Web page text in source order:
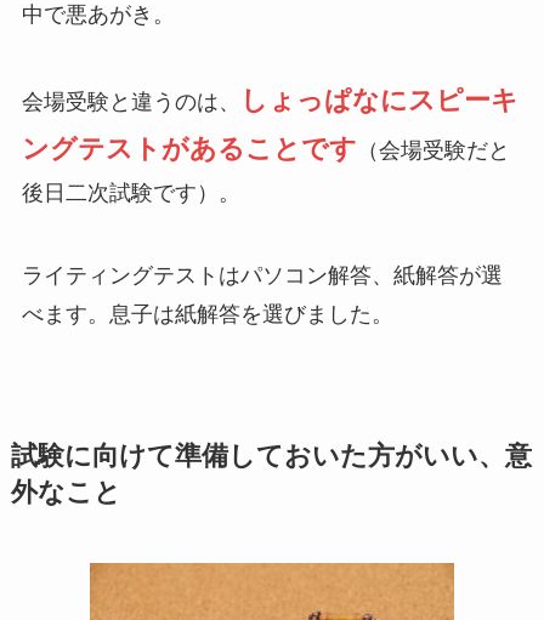
中で悪あがき。
会場受験と違うのは、
しょっぱなにスピーキ
ングテストがあることです （会場受験だと
後日二次試験です）。
ライティングテストはパソコン解答、紙解答が選
べます。息子は紙解答を選びました。
試験に向けて準備しておいた方がいい、意
外なこと